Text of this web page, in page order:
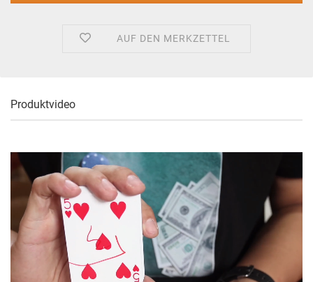
AUF DEN MERKZETTEL
Produktvideo